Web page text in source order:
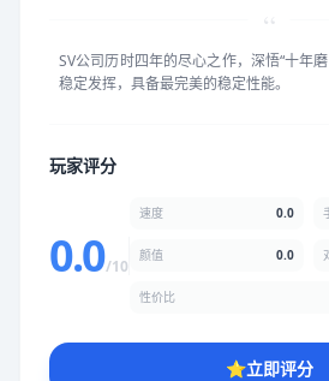
“
SV公司历时四年的尽心之作，深悟“十年
稳定发挥，具备最完美的稳定性能。
玩家评分
0.0/10
速度 0.0
颜值 0.0
性价比
⭐立即评分
手感
★★ ★
性价比
★★★★★★★★★